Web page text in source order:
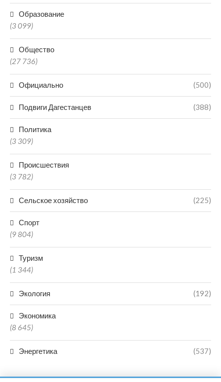
Образование
(3 099)
Общество
(27 736)
Официально (500)
Подвиги Дагестанцев (388)
Политика
(3 309)
Происшествия
(3 782)
Сельское хозяйство (225)
Спорт
(9 804)
Туризм
(1 344)
Экология (192)
Экономика
(8 645)
Энергетика (537)